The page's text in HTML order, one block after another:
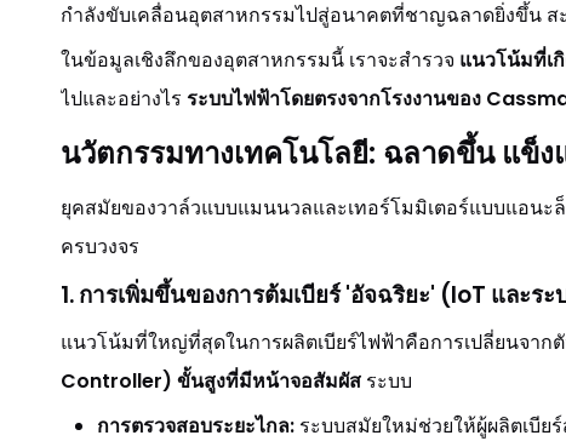
กำลังขับเคลื่อนอุตสาหกรรมไปสู่อนาคตที่ชาญฉลาดยิ่งขึ้น
ในข้อมูลเชิงลึกของอุตสาหกรรมนี้ เราจะสำรวจ แนวโน้มที่เ
ไปและอย่างไร ระบบไฟฟ้าโดยตรงจากโรงงานของ
นวัตกรรมทางเทคโนโลยี: ฉลาดขึ้น แข็
ยุคสมัยของวาล์วแบบแมนนวลและเทอร์โมมิเตอร์แบบแอนะ
ครบวงจร
1. การเพิ่มขึ้นของการต้มเบียร์ 'อัจฉริยะ' (IoT และร
แนวโน้มที่ใหญ่ที่สุดในการผลิตเบียร์ไฟฟ้าคือการเปลี่ยนจาก
Controller) ขั้นสูงที่มีหน้าจอสัมผัส ระบบ
การตรวจสอบระยะไกล: ระบบสมัยใหม่ช่วยให้ผู้ผลิตเบี